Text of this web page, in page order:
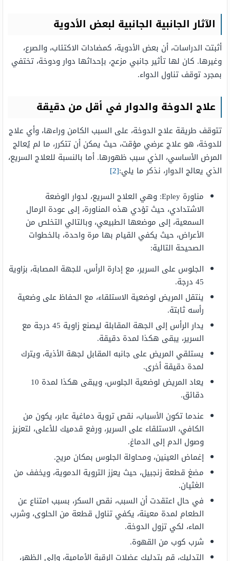
الآثار الجانبية الجانبية لبعض الأدوية
أثبتت الدراسات، أن بعض الأدوية، كمضادات الاكتئاب، والصرع،
وغيرها. كان لها تأثير جانبي مزعج، بإحداثها دوار ودوخة، تختفي
بمجرد توقف تناول الدواء.
علاج الدوخة والدوار في أقل من دقيقة
تتوقف طريقة علاج الدوخة، على السبب الكامن وراءها، وأي علاج
للدوخة، هو علاج عرضي مؤقت، حيث يمكن أن تتكرر، ما لم يُعالج
المرض الأساسي، الذي سبب ظهورها. أما بالنسبة للعلاج السريع،
الذي يعالج الدوار، نذكر ما يلي:[2]
مناورة Epley: وهي العلاج السريع، لدوار الوضعة
الاشتدادي، حيث تؤدي هذه المناورة، إلى عودة الرمال
السمعية، إلى موضعها الطبيعي، وبالتالي التخلص من
الأعراض، حيث يكفي القيام بها مرة واحدة، بالخطوات
الصحيحة التالية:
الجلوس على السرير، مع إدارة الرأس، للجهة المصابة، بزاوية
45 درجة.
ينتقل المريض لوضعية الاستلقاء، مع الحفاظ على وضعية
رأسه ثابتة.
يدار الرأس إلى الجهة المقابلة ليصنع زاوية 45 درجة مع
السرير، يبقى هكذا لمدة دقيقة.
يستلقي المريض على جانبه المقابل لجهة الأذية، ويترك
لمدة دقيقة أخرى.
يعاد المريض لوضعية الجلوس، ويبقى هكذا لمدة 10
دقائق.
عندما تكون الأسباب، نقص تروية دماغية عابر، يكون من
الكافي، الاستلقاء على السرير، ورفع قدميك للأعلى، لتعزيز
وصول الدم إلى الدماغ.
إغماض العينين، ومحاولة الجلوس بمكان مريح.
مضغ قطعة زنجبيل، حيث يعزز التروية الدموية، ويخفف من
الغثيان.
في حال اعتقدت أن السبب، نقص السكر، بسبب امتناع عن
الطعام لمدة معينة، يكفي تناول قطعة من الحلوى، وشرب
الماء، لكي تزول الدوخة.
شرب كوب من القهوة.
التدليك، قم بتدليك عضلات الرقبة الأمامية، وإلى الظهر،